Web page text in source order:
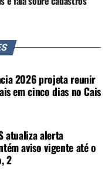
2026 projeta reunir
em cinco dias no Cais
atualiza alerta
aviso vigente até o
2